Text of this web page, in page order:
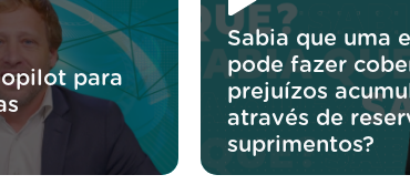
para
Sabia que uma
pode fazer
prejuízos
através de
suprimentos?